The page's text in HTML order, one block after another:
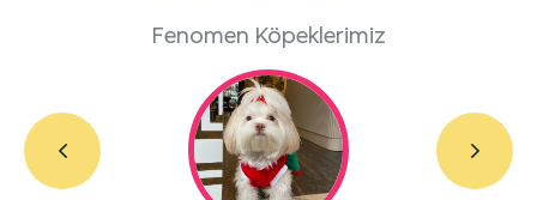
Fenomen Köpeklerimiz